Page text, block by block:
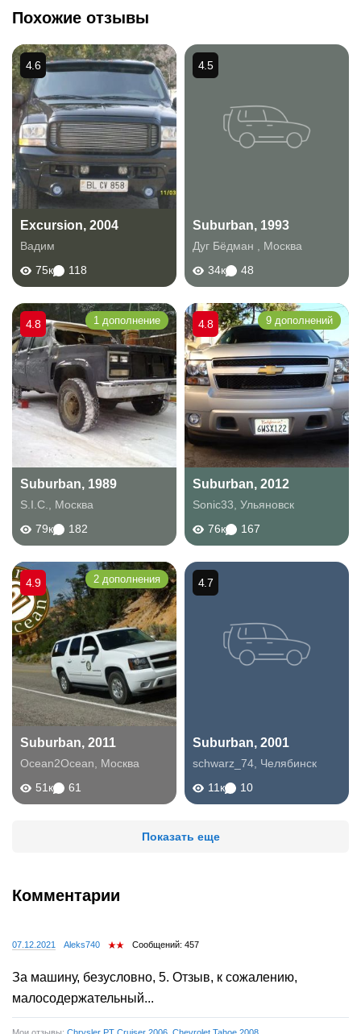
Похожие отзывы
Excursion, 2004
Вадим
75к
118
4.6
Suburban, 1993
Дуг Бёдман
Москва
34к
48
4.5
Suburban, 1989
S.I.C.
Москва
79к
182
4.8 1 дополнение
Suburban, 2012
Sonic33 Ульяновск
76к
167
4.8 9 дополнений
Suburban, 2011
Ocean2Ocean
Москва
51к
61
4.9 2 дополнения
Suburban, 2001
schwarz_74 Челябинск
11к
10
4.7
Показать еще
Комментарии
07.12.2021 Aleks740 Сообщений: 457
За машину, безусловно, 5. Отзыв, к сожалению,
малосодержательный...